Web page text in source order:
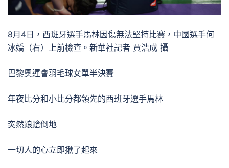
8月4日，西班牙選手馬林因傷無法堅持比賽，中國選手何
冰嬌（右）上前檢查。新華社記者 賈浩成 攝
巴黎奧運會羽毛球女單半決賽
年夜比分和小比分都領先的西班牙選手馬林
突然踉蹌倒地
一切人的心立即揪了起來